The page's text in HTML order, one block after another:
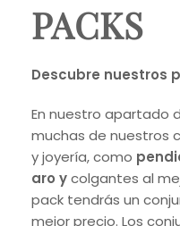
PACKS
Descubre nuestros
En nuestro apartado
muchas de nuestros
y joyería, como
aro ycolgantes al
pack tendrás un
mejor precio. Los